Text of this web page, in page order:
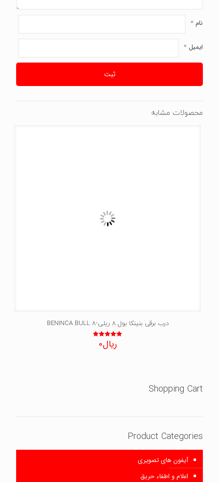
نام*
ایمیل*
محصولات مشابه
درب برقی بنینکا بول 8 ریلی-BENINCA BULL 8
نمره
5.00
ریال0
Shopping Cart
Product Categories
آیفون های تصویری
اعلام و اطفاء حریق